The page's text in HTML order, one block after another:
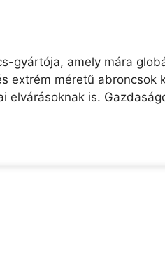
gyártója, amely mára
extrém méretű
elvárásoknak is.